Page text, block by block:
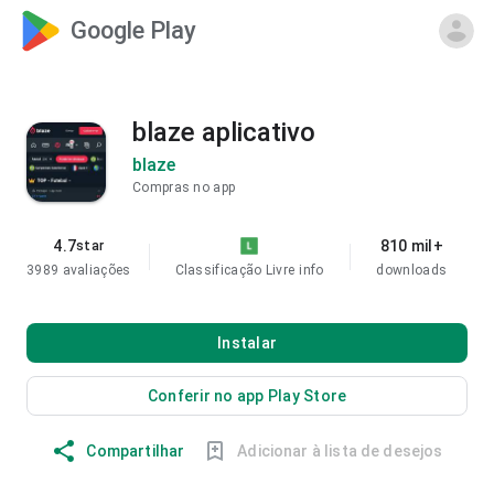
Google Play
blaze aplicativo
blaze
Compras no app
4.7star
3989 avaliações
Classificação Livre info
810 mil+
downloads
Instalar
Conferir no app Play Store
Compartilhar Adicionar à lista de desejos